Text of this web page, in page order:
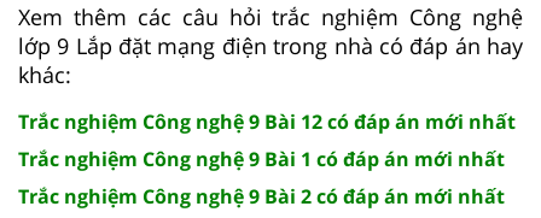
Xem thêm các câu hỏi trắc nghiệm Công nghệ
lớp 9 Lắp đặt mạng điện trong nhà có đáp án hay
khác:
Trắc nghiệm Công nghệ 9 Bài 12 có đáp án mới nhất
Trắc nghiệm Công nghệ 9 Bài 1 có đáp án mới nhất
Trắc nghiệm Công nghệ 9 Bài 2 có đáp án mới nhất